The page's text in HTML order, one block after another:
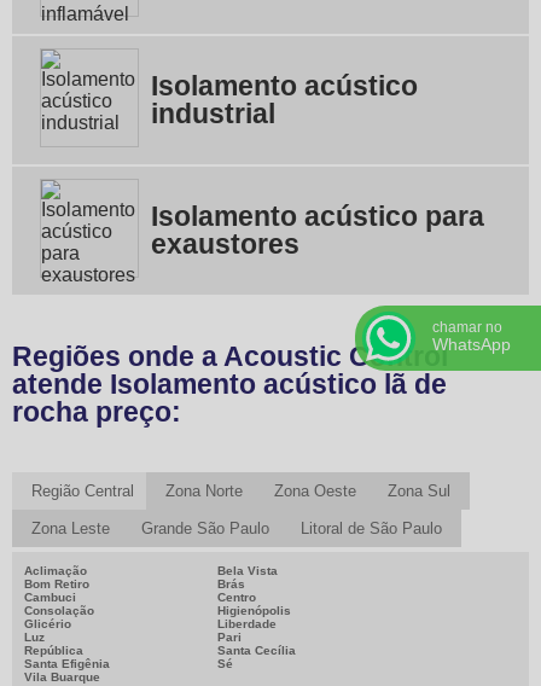
Isolamento acústico
industrial
Isolamento acústico para
exaustores
Regiões onde a Acoustic Control
atende Isolamento acústico lã de
rocha preço:
Região Central Zona Norte Zona Oeste Zona Sul
Zona Leste Grande São Paulo Litoral de São Paulo
Aclimação
Bela Vista
Bom Retiro
Brás
Cambuci
Centro
Consolação
Higienópolis
Glicério
Liberdade
Luz
Pari
República
Santa Cecília
Santa Efigênia
Sé
Vila Buarque
chamar no
WhatsApp